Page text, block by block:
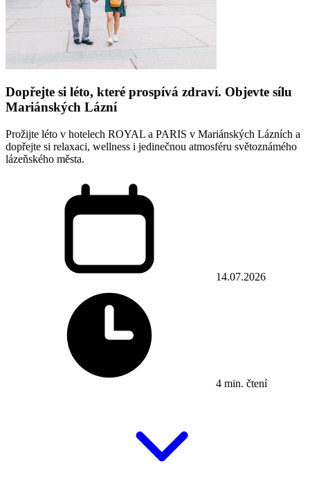
Dopřejte si léto, které prospívá zdraví. Objevte sílu
Mariánských Lázní
Prožijte léto v hotelech ROYAL a PARIS v Mariánských Lázních a
dopřejte si relaxaci, wellness i jedinečnou atmosféru světoznámého
lázeňského města.
14.07.2026
4 min. čtení